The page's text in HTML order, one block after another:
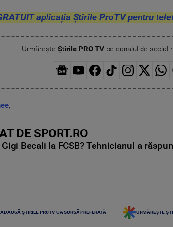
aplicația Știrile ProTV pentru
Urmărește Știrile PRO TVpe canalul de social
,
DE SPORT.RO
Becali la FCSB? Tehnicianul a
ADAUGĂ ȘTIRILE PROTV CA SURSĂ PREFERATĂ URMĂREȘTE